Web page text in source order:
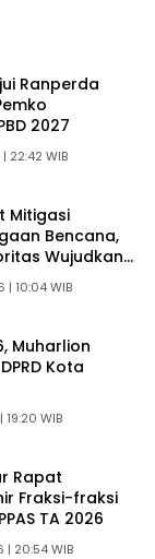
Ranperda
2027
22:42 WIB
Mitigasi
Bencana,
Wujudkan
| 10:04 WIB
Muharlion
Kota
WIB
Rapat
Fraksi-fraksi
TA 2026
| 20:54 WIB